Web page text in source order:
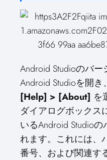
Android Studioのバー
Android Studioを開
[Help] > [About] を
ダイアログボックス
いるAndroid Studio
れます。これには、
番号、および関連す